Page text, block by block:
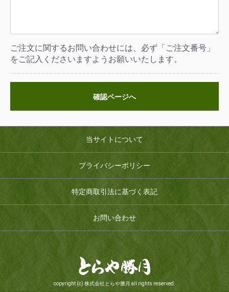
ご注文に関するお問い合わせには、必ず「ご注文番号」
をご記入くださいますようお願いいたします。
確認ページへ
当サイトについて
プライバシーポリシー
特定商取引法に基づく表記
お問い合わせ
copyright (c) 株式会社とらや勝月 all rights reserved.